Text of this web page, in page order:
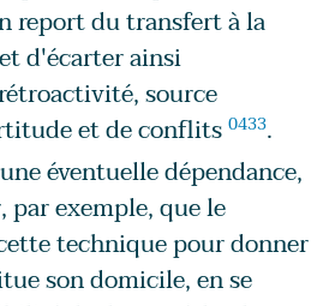
report du transfert à la
d'écarter ainsi
source
et de conflits 0433.
éventuelle dépendance,
exemple, que le
technique pour donner
son domicile, en se